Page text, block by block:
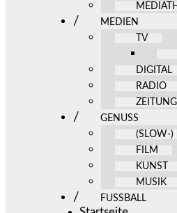
MEDIEN
TV
DIGITAL
RADIO
GENUSS
(SLOW-)
FILM
KUNST
MUSIK
FUSSBALL